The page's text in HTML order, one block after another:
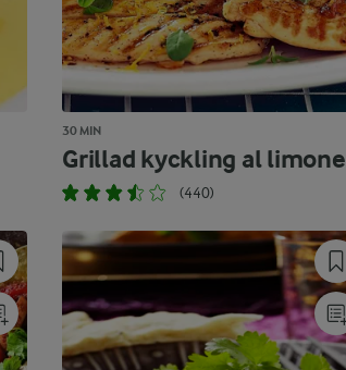
30 MIN
Grillad kyckling al limone
(440)